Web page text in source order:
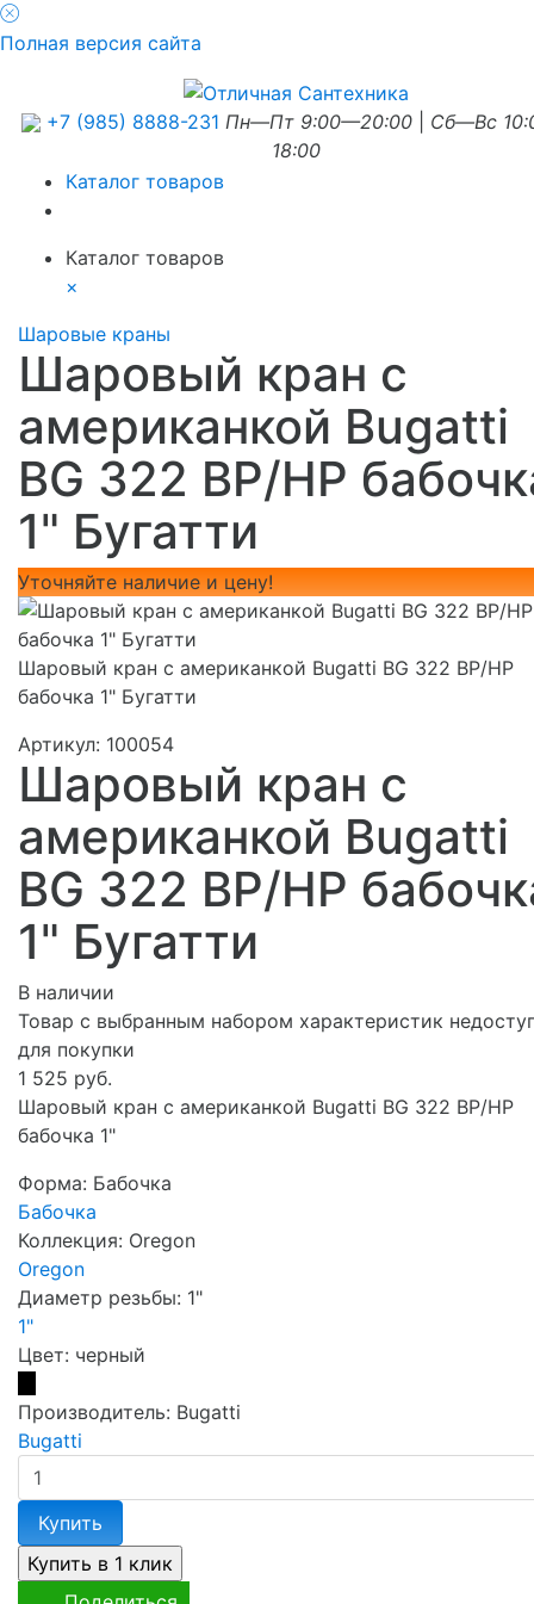
Полная версия сайта
+7 (985) 8888-231 Пн—Пт 9:00—20:00
Сб—Вс
18:00
Каталог товаров
Каталог товаров
×
Шаровые краны
Шаровый кран с
американкой Bugatti
BG 322 ВР/НР
1" Бугатти
Уточняйте наличие и цену!
Шаровый кран с американкой Bugatti BG 322 ВР/НР
бабочка 1" Бугатти
Артикул: 100054
Шаровый кран с
американкой Bugatti
BG 322 ВР/НР
1" Бугатти
В наличии
Товар с выбранным набором характеристик
для покупки
1 525 руб.
Шаровый кран с американкой Bugatti BG 322 ВР/НР
бабочка 1"
Форма: Бабочка
Бабочка
Коллекция: Oregon
Oregon
Диаметр резьбы: 1"
1"
Цвет: черный
Производитель: Bugatti
Bugatti
Купить